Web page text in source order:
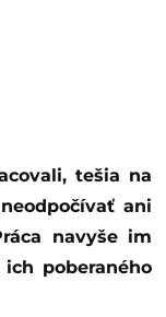
ani
navyše im
poberaného